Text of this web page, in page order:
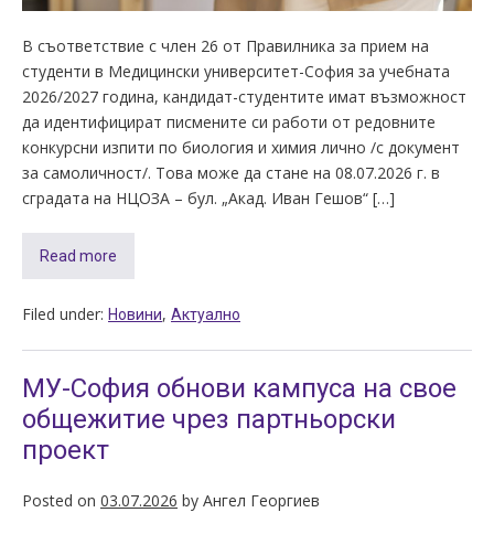
В съответствие с член 26 от Правилника за прием на
студенти в Медицински университет-София за учебната
2026/2027 година, кандидат-студентите имат възможност
да идентифицират писмените си работи от редовните
конкурсни изпити по биология и химия лично /с документ
за самоличност/. Това може да стане на 08.07.2026 г. в
сградата на НЦОЗА – бул. „Акад. Иван Гешов“ […]
Read more
Filed under: Новини, Актуално
МУ-София обнови кампуса на свое
общежитие чрез партньорски
проект
Posted on 03.07.2026 by Ангел Георгиев